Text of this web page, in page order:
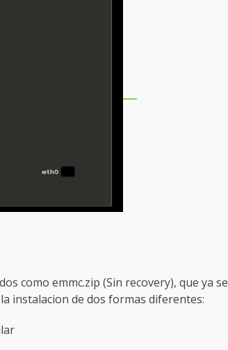
como emmc.zip (Sin recovery), que ya se
instalacion de dos formas diferentes: